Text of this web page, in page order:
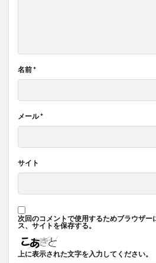
名前*
メール*
サイト
次回のコメントで使用するためブラウザー
ス、サイトを保存する。
上に表示された文字を入力してください。